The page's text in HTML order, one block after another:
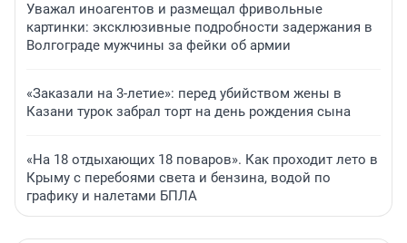
Уважал иноагентов и размещал фривольные
картинки: эксклюзивные подробности задержания в
Волгограде мужчины за фейки об армии
«Заказали на 3-летие»: перед убийством жены в
Казани турок забрал торт на день рождения сына
«На 18 отдыхающих 18 поваров». Как проходит лето в
Крыму с перебоями света и бензина, водой по
графику и налетами БПЛА